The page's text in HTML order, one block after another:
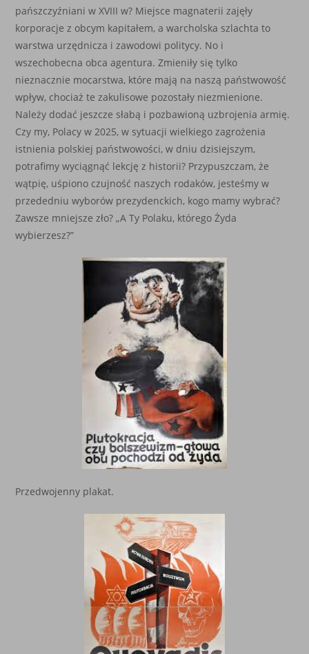
pańszczyźniani w XVIII w? Miejsce magnaterii zajęły
korporacje z obcym kapitałem, a warcholska szlachta to
warstwa urzędnicza i zawodowi politycy. No i
wszechobecna obca agentura. Zmieniły się tylko
nieznacznie mocarstwa, które mają na naszą państwowość
wpływ, chociaż te zakulisowe pozostały niezmienione.
Należy dodać jeszcze słabą i pozbawioną uzbrojenia armię.
Czy my, Polacy w 2025, w sytuacji wielkiego zagrożenia
istnienia polskiej państwowości, w dniu dzisiejszym,
potrafimy wyciągnąć lekcję z historii? Przypuszczam, że
wątpię, uśpiono czujność naszych rodaków, jesteśmy w
przededniu wyborów prezydenckich, kogo mamy wybrać?
Zawsze mniejsze zło? „A Ty Polaku, którego Żyda
wybierzesz?”
Przedwojenny plakat.